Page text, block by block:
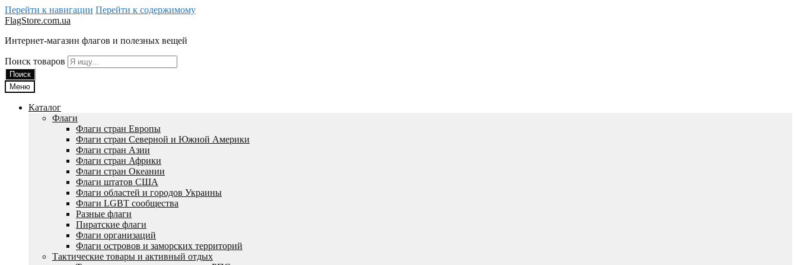
Перейти к навигации Перейти к содержимому
FlagStore.com.ua
Интернет-магазин флагов и полезных вещей
Поиск товаров
Поиск
Меню
Каталог
Флаги
Флаги стран Европы
Флаги стран Северной и Южной Америки
Флаги стран Азии
Флаги стран Африки
Флаги стран Океании
Флаги штатов США
Флаги областей и городов Украины
Флаги LGBT сообщества
Разные флаги
Пиратские флаги
Флаги организаций
Флаги островов и заморских территорий
Тактические товары и активный отдых